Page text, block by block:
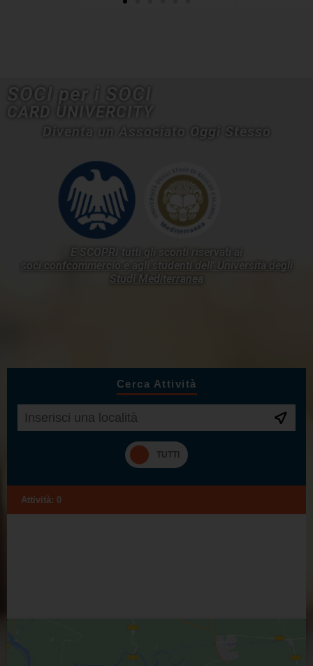
SOCI per i SOCI
CARD UNIVERCITY
Diventa un Associato Oggi Stesso
E SCOPRI tutti gli sconti riservati ai
soci confcommercio e agli studenti dell'
Università degli
Studi Mediterranea
Cerca Attività
Attività: 0